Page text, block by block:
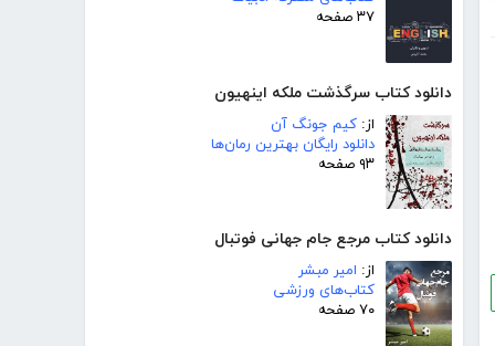
۳۷ صفحه
دانلود کتاب سرگذشت ملکه اینهیون
از: کیم جونگ آن
دانلود رایگان بهترین رمان‌ها
۹۳ صفحه
دانلود کتاب مرجع جام جهانی فوتبال
از: امیر مبشر
کتاب‌های ورزشی
۷۰ صفحه